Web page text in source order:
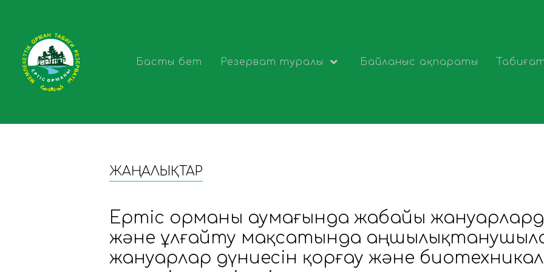
Басты бет Резерват туралы Байланыс ақпараты Табиғат
ЖАҢАЛЫҚТАР
Ертіс орманы аумағында жабайы
және ұлғайту мақсатында
жануарлар дүниесін қорғау және